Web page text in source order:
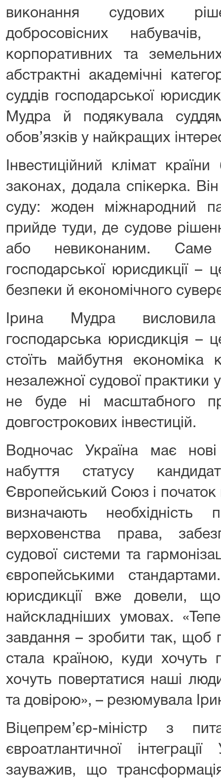
виконання судових
добросовісних
корпоративних та
абстрактні академічні
суддів господарської
Мудра й подякувала
обов’язків у найкращих
Інвестиційний клімат
законах, додала спікерка.
суду: жоден міжнародний
прийде туди, де судове
або невиконаним. Саме
господарської юрисдикції –
безпеки й економічного
Ірина Мудра
господарська юрисдикція –
стоїть майбутня економіка
незалежної судової практики
не буде ні масштабного
довгострокових інвестицій.
Водночас Україна має нові
набуття статусу
Європейський Союз і початок
визначають необхідність
верховенства права,
судової системи та
європейськими
юрисдикції вже довели,
найскладніших умовах.
завдання – зробити так, щоб
стала країною, куди хочуть
хочуть повертатися наші
та довірою», – резюмувала
Віцепрем’єр-міністр з
євроатлантичної
зауважив, що